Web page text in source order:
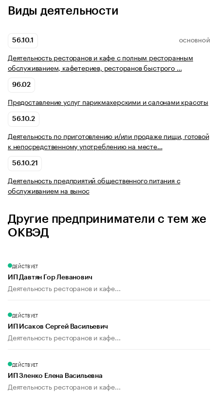
Виды деятельности
56.10.1 ОСНОВНОЙ
Деятельность ресторанов и кафе с полным ресторанным
обслуживанием, кафетериев, ресторанов быстрого …
96.02
Предоставление услуг парикмахерскими и салонами красоты
56.10.2
Деятельность по приготовлению и/или продаже пищи, готовой
к непосредственному употреблению на месте…
56.10.21
Деятельность предприятий общественного питания с
обслуживанием на вынос
Другие предприниматели с тем же
ОКВЭД
ДЕЙСТВУЕТ
ИП Давтян Гор Леванович
Деятельность ресторанов и кафе...
ДЕЙСТВУЕТ
ИП Исаков Сергей Васильевич
Деятельность ресторанов и кафе...
ДЕЙСТВУЕТ
ИП Зленко Елена Васильевна
Деятельность ресторанов и кафе...